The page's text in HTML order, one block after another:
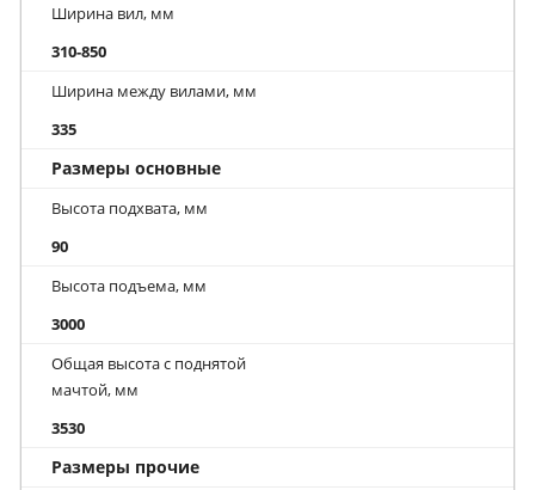
Ширина вил, мм
310-850
Ширина между вилами, мм
335
Размеры основные
Высота подхвата, мм
90
Высота подъема, мм
3000
Общая высота с поднятой
мачтой, мм
3530
Размеры прочие